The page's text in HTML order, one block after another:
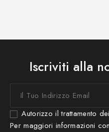
Iscriviti alla
Autorizzo il trattamento
Per maggiori informazioni